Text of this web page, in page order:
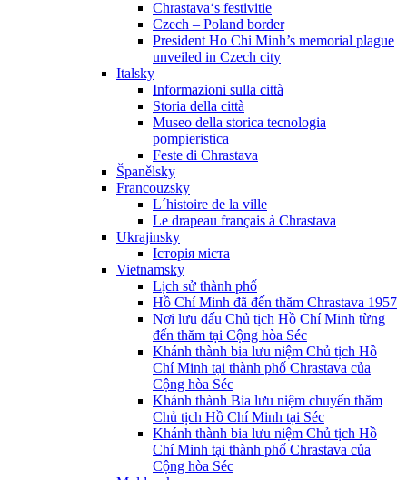
Chrastava‘s festivitie
Czech – Poland border
President Ho Chi Minh’s memorial plague
unveiled in Czech city
Italsky
Informazioni sulla città
Storia della città
Museo della storica tecnologia
pompieristica
Feste di Chrastava
Španělsky
Francouzsky
L´histoire de la ville
Le drapeau français à Chrastava
Ukrajinsky
Історія міста
Vietnamsky
Lịch sử thành phố
Hồ Chí Minh đã đến thăm Chrastava 1957
Nơi lưu dấu Chủ tịch Hồ Chí Minh từng
đến thăm tại Cộng hòa Séc
Khánh thành bia lưu niệm Chủ tịch Hồ
Chí Minh tại thành phố Chrastava của
Cộng hòa Séc
Khánh thành Bia lưu niệm chuyến thăm
Chủ tịch Hồ Chí Minh tại Séc
Khánh thành bia lưu niệm Chủ tịch Hồ
Chí Minh tại thành phố Chrastava của
Cộng hòa Séc